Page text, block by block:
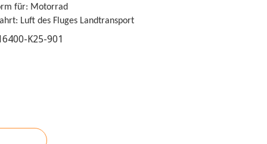
für: Motorrad
Luft des Fluges Landtransport
K25-901